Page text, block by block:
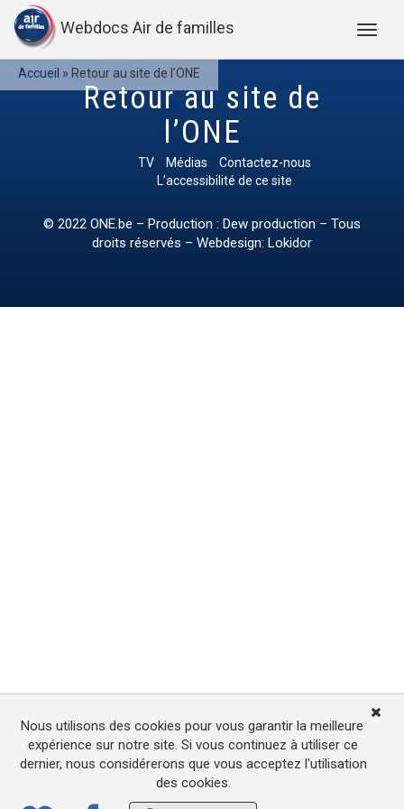
Webdocs Air de familles
Accueil » Retour au site de l’ONE
Retour au site de
l’ONE
TV Médias
Contactez-nous
L’accessibilité de ce site
© 2022 ONE.be – Production : Dew production – Tous
droits réservés – Webdesign: Lokidor
Nous utilisons des cookies pour vous garantir la meilleure
expérience sur notre site. Si vous continuez à utiliser ce
dernier, nous considérerons que vous acceptez l'utilisation
des cookies.